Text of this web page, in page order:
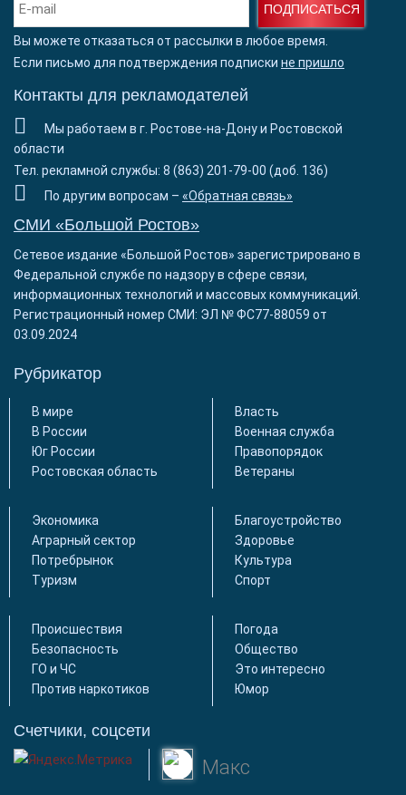
ПОДПИСАТЬСЯ
Вы можете отказаться от рассылки в любое время.
Если письмо для подтверждения подписки не пришло
Контакты для рекламодателей
Мы работаем в г. Ростове-на-Дону и Ростовской
области
Тел. рекламной службы: 8 (863) 201-79-00 (доб. 136)
По другим вопросам – «Обратная связь»
СМИ «Большой Ростов»
Сетевое издание «Большой Ростов» зарегистрировано в
Федеральной службе по надзору в сфере связи,
информационных технологий и массовых коммуникаций.
Регистрационный номер СМИ: ЭЛ № ФС77-88059 от
03.09.2024
Рубрикатор
В мире
В России
Юг России
Ростовская область
Власть
Военная служба
Правопорядок
Ветераны
Экономика
Аграрный сектор
Потребрынок
Туризм
Благоустройство
Здоровье
Культура
Спорт
Происшествия
Безопасность
ГО и ЧС
Против наркотиков
Погода
Общество
Это интересно
Юмор
Счетчики, соцсети
Макс